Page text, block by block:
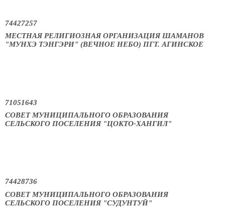
74427257
МЕСТНАЯ РЕЛИГИОЗНАЯ ОРГАНИЗАЦИЯ ШАМАНОВ
"МУНХЭ ТЭНГЭРИ" (ВЕЧНОЕ НЕБО) ПГТ. АГИНСКОЕ
71051643
СОВЕТ МУНИЦИПАЛЬНОГО ОБРАЗОВАНИЯ
СЕЛЬСКОГО ПОСЕЛЕНИЯ "ЦОКТО-ХАНГИЛ"
74428736
СОВЕТ МУНИЦИПАЛЬНОГО ОБРАЗОВАНИЯ
СЕЛЬСКОГО ПОСЕЛЕНИЯ "СУДУНТУЙ"